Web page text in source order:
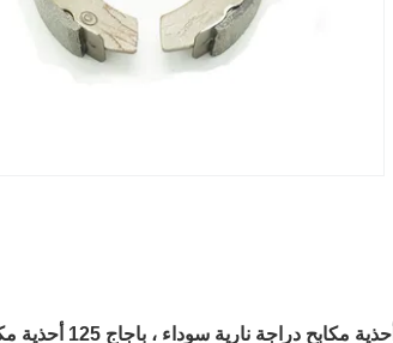
أحذية مكابح دراجة نارية سوداء ، باجاج 125 أحذية مكابح دراجة نارية ثلاثية العجلات ISO9001